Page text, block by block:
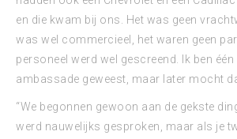
en die kwam bij ons. Het was geen
was wel commercieel, het waren geen
personeel werd wel gescreend. Ik ben
ambassade geweest, maar later mocht
“We begonnen gewoon aan de gekste
werd nauwelijks gesproken, maar als je